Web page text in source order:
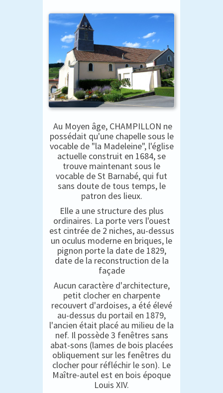
Au Moyen âge, CHAMPILLON ne
possédait qu'une chapelle sous le
vocable de "la Madeleine", l'église
actuelle construit en 1684, se
trouve maintenant sous le
vocable de St Barnabé, qui fut
sans doute de tous temps, le
patron des lieux.
Elle a une structure des plus
ordinaires. La porte vers l'ouest
est cintrée de 2 niches, au-dessus
un oculus moderne en briques, le
pignon porte la date de 1829,
date de la reconstruction de la
façade
Aucun caractère d'architecture,
petit clocher en charpente
recouvert d'ardoises, a été élevé
au-dessus du portail en 1879,
l'ancien était placé au milieu de la
nef. Il possède 3 fenêtres sans
abat-sons (lames de bois placées
obliquement sur les fenêtres du
clocher pour réfléchir le son). Le
Maître-autel est en bois époque
Louis XIV.